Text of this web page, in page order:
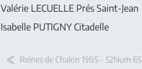
Valérie LECUELLE Prés Saint-Jean
Isabelle PUTIGNY Citadelle
Reines de Chalon 1985 - 52Num 65